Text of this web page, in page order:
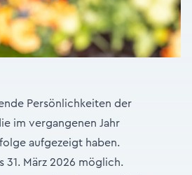
Persönlichkeiten der
im vergangenen Jahr
aufgezeigt haben.
31. März 2026 möglich.